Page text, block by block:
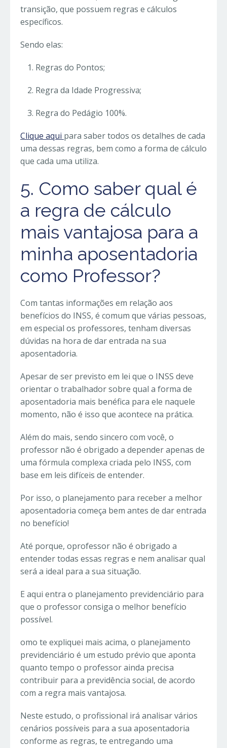
transição, que possuem regras e cálculos
específicos.
Sendo elas:
Regras do Pontos;
Regra da Idade Progressiva;
Regra do Pedágio 100%.
Clique aqui para saber todos os detalhes de cada
uma dessas regras, bem como a forma de cálculo
que cada uma utiliza.
5. Como saber qual é
a regra de cálculo
mais vantajosa para a
minha aposentadoria
como Professor?
Com tantas informações em relação aos
benefícios do INSS, é comum que várias pessoas,
em especial os professores, tenham diversas
dúvidas na hora de dar entrada na sua
aposentadoria.
Apesar de ser previsto em lei que o INSS deve
orientar o trabalhador sobre qual a forma de
aposentadoria mais benéfica para ele naquele
momento, não é isso que acontece na prática.
Além do mais, sendo sincero com você, o
professor não é obrigado a depender apenas de
uma fórmula complexa criada pelo INSS, com
base em leis difíceis de entender.
Por isso, o planejamento para receber a melhor
aposentadoria começa bem antes de dar entrada
no benefício!
Até porque, oprofessor não é obrigado a
entender todas essas regras e nem analisar qual
será a ideal para a sua situação.
E aqui entra o planejamento previdenciário para
que o professor consiga o melhor benefício
possível.
omo te expliquei mais acima, o planejamento
previdenciário é um estudo prévio que aponta
quanto tempo o professor ainda precisa
contribuir para a previdência social, de acordo
com a regra mais vantajosa.
Neste estudo, o profissional irá analisar vários
cenários possíveis para a sua aposentadoria
conforme as regras, te entregando uma